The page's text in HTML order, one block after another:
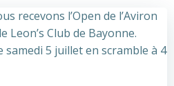
recevons l’Open de l’Aviron
Leon’s Club de Bayonne.
samedi 5 juillet en scramble à 4